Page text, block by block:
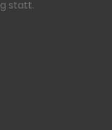
statt.